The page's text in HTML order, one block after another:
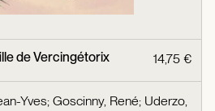
de Vercingétorix 14,75 €
Yves; Goscinny, René; Uderzo,